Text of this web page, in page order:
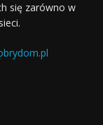
się zarówno w